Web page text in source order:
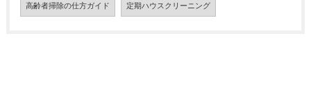
高齢者掃除の仕方ガイド 定期ハウスクリーニング